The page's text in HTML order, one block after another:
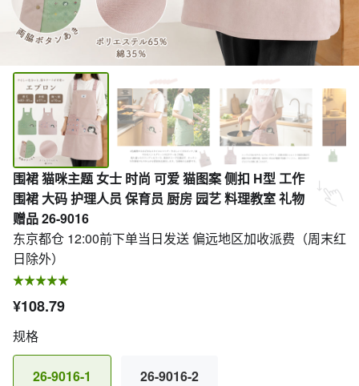
围裙 猫咪主题 女士 时尚 可爱 猫图案 侧扣 H型 工作
围裙 大码 护理人员 保育员 厨房 园艺 料理教室 礼物
赠品 26-9016
东京都仓 12:00前下单当日发送 偏远地区加收派费（周末红
日除外）
¥108.79
规格
26-9016-1 26-9016-2